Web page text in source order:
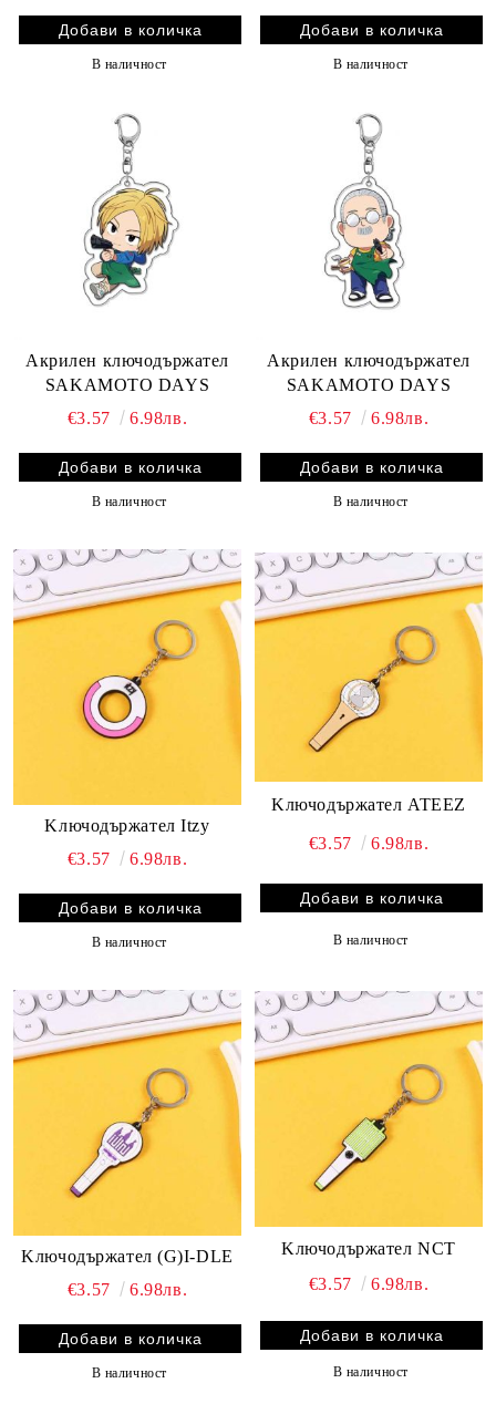
В наличност В наличност
Акрилен ключодържател
SAKAMOTO DAYS
€3.57
6.98лв.
В наличност
Акрилен ключодържател
SAKAMOTO DAYS
€3.57
6.98лв.
В наличност
Kлючодържател Itzy
€3.57
6.98лв.
В наличност
Kлючодържател ATEEZ
€3.57 6.98лв.
В наличност
Kлючодържател (G)I-DLE
€3.57
6.98лв.
В наличност
Kлючодържател NCT
€3.57
6.98лв.
В наличност